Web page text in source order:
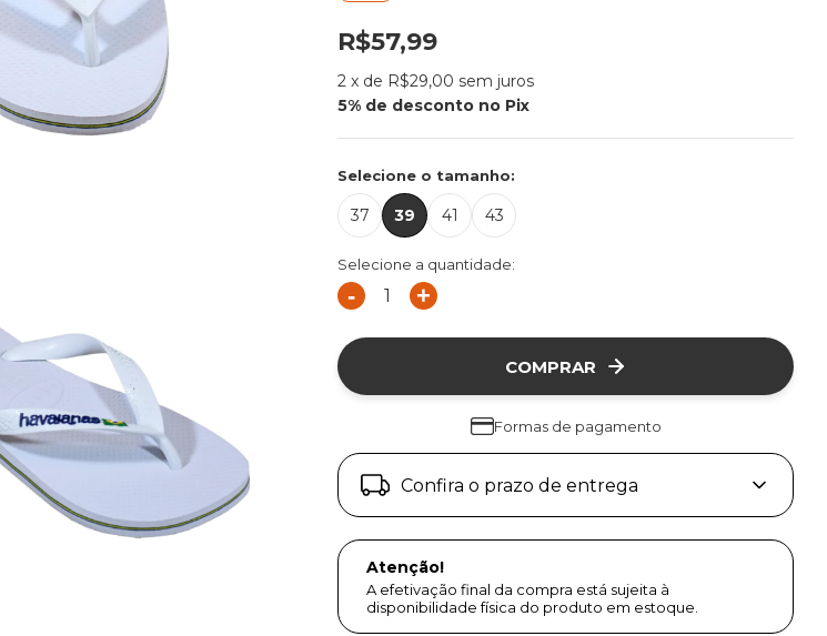
R$57,99
2 x de R$29,00 sem juros
Selecione o tamanho:
37 39 41 43
Selecione a quantidade:
- +
COMPRAR
Formas de pagamento
Confira o prazo de entrega
Atenção!
A efetivação final da compra está sujeita à
disponibilidade física do produto em estoque.